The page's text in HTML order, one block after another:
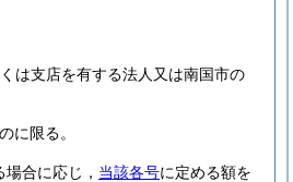
は支店を有する法人又は南国市の
に限る。
場合に応じ， 当該各号に定める額を